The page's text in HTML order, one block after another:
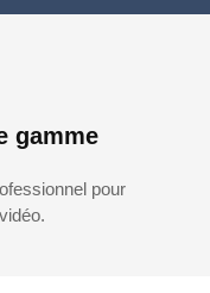
gamme
pour